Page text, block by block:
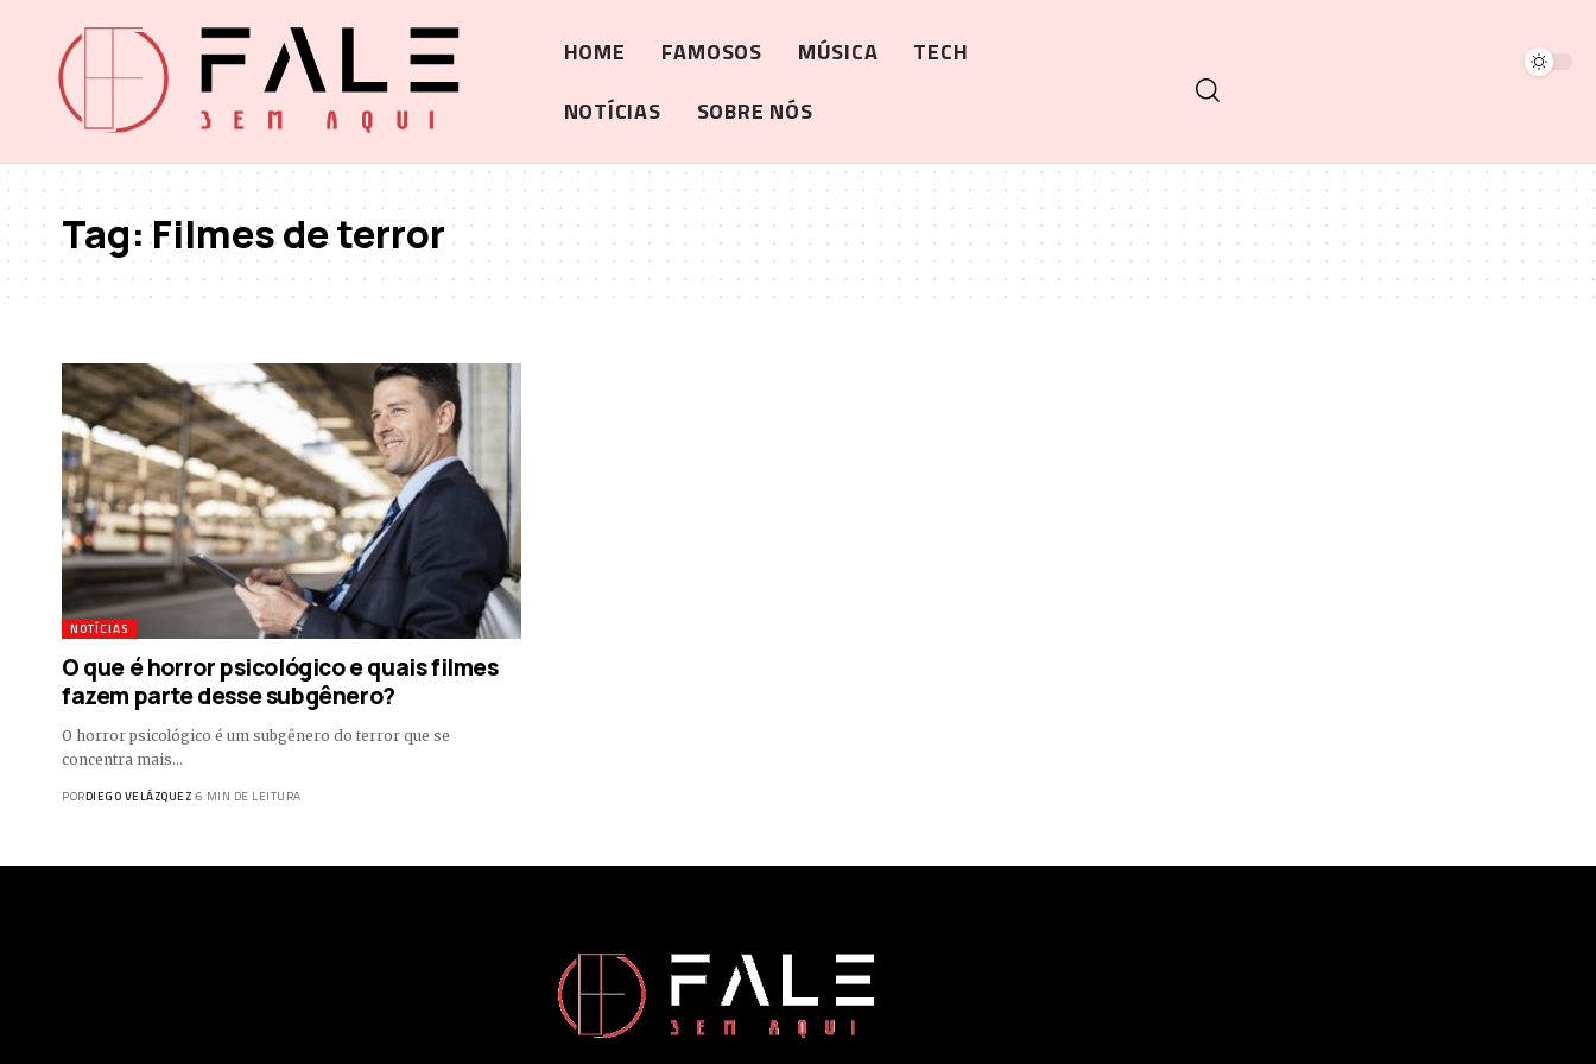
HOME FAMOSOS MÚSICA
TECH
NOTÍCIAS
SOBRE NÓS
Tag:Filmes de terror
NOTÍCIAS
O que é horror psicológico e quais filmes
fazem parte desse subgênero?
O horror psicológico é um subgênero do terror que se
concentra mais…
PORDIEGO VELÁZQUEZ 6 MIN DE LEITURA